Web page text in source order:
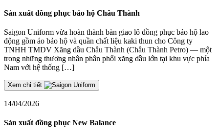
Sản xuất đồng phục bảo hộ Châu Thành
Saigon Uniform vừa hoàn thành bàn giao lô đồng phục bảo hộ lao
động gồm áo bảo hộ và quần chất liệu kaki thun cho Công ty
TNHH TMDV Xăng dầu Châu Thành (Châu Thành Petro) — một
trong những thương nhân phân phối xăng dầu lớn tại khu vực phía
Nam với hệ thống […]
Xem chi tiết
14/04/2026
Sản xuất đồng phục New Balance